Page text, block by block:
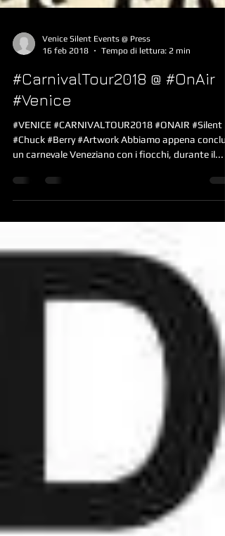
16 feb 2018
Tempo di lettura: 2 min
#CarnivalTour2018 @ #OnAir
#Venice
#VENICE #CARNIVALTOUR2018 #ONAIR #Silent
#Chuck #Berry #Artwork Abbiamo appena
un carnevale Veneziano con i fiocchi, durante il...